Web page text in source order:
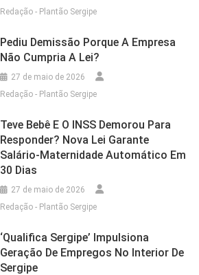
Redação - Plantão Sergipe
Pediu Demissão Porque A Empresa
Não Cumpria A Lei?
27 de maio de 2026
Redação - Plantão Sergipe
Teve Bebê E O INSS Demorou Para
Responder? Nova Lei Garante
Salário-Maternidade Automático Em
30 Dias
27 de maio de 2026
Redação - Plantão Sergipe
‘Qualifica Sergipe’ Impulsiona
Geração De Empregos No Interior De
Sergipe